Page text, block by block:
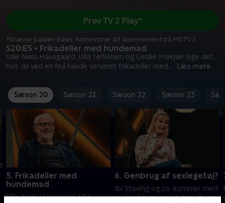
S20:E5 • Frikadeller med hundemad
Ville Niels Hausgaard, Ulla Terkelsen og Cecilie Frøkjær sige det,
hvis de ved en fejl havde serveret frikadeller med... Læs mere
Prøv TV 2 Play*
*Kræver pakken Basis. Administrer dit abonnement på Mit TV 2.
Sæson 20 Sæson 21 Sæson 22 Sæson 23
5. Frikadeller med
hundemad
Ville Niels Hausgaard, Ulla
6. Genbrug af sexlegetøj?
Ibi Støving og co. kommer med
gode råd og anekdoter, når en